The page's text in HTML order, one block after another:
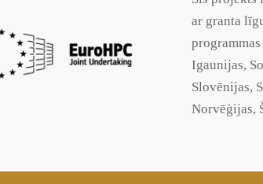
ar granta
Igaunijas,
Slovēnijas,
Norvēģijas,